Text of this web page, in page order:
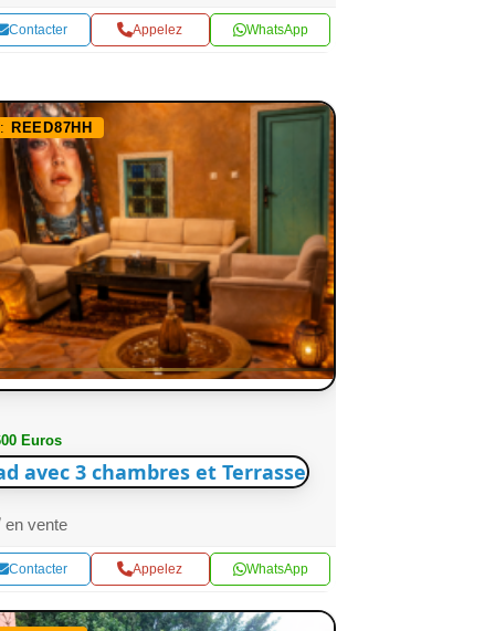
Contacter Appelez WhatsApp
REED87HH
Euros
avec 3 chambres et Terrasse
en vente
Contacter Appelez WhatsApp